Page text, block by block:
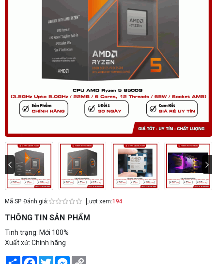
Mã SP:Đánh giá: Lượt xem:194
THÔNG TIN SẢN PHẨM
Tinh trạng: Mới 100%
Xuất xứ: Chính hãng
Share Facebook
TwitterMessenger